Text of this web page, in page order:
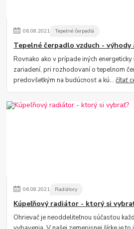
06.08.2021 Tepelné čerpadlá
Tepelné čerpadlo vzduch - výhody
Rovnako ako v prípade iných
zariadení, pri rozhodovaní o tepelnom
predovšetkým na budúcnosť a kú...čítať
06.08.2021 Radiátory
Kúpeľňový radiátor - ktorý si
Ohrievač je neoddeliteľnou súčasťou